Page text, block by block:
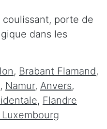
porte de
dans les
, Brabant Flamand,
, Namur, Anvers,
, Flandre